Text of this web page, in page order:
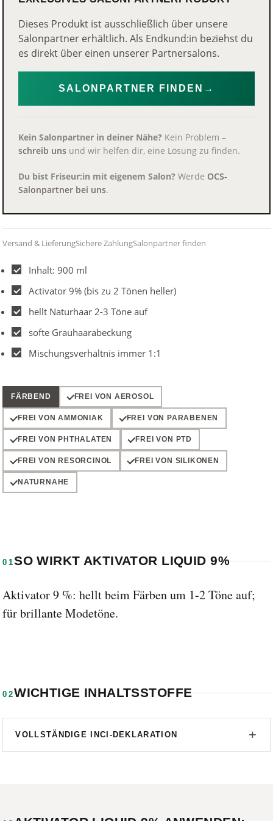
Dieses Produkt ist ausschließlich über unsere
Salonpartner erhältlich. Als Endkund:in beziehst du
es direkt über einen unserer Partnersalons.
SALONPARTNER FINDEN →
Kein Salonpartner in deiner Nähe?Kein Problem –
schreib unsund wir helfen dir, eine Lösung zu finden.
Du bist Friseur:in mit eigenem Salon?Werde OCS-
Salonpartner bei uns.
Versand & LieferungSichere ZahlungSalonpartner finden
Inhalt: 900 ml
Activator 9% (bis zu 2 Tönen heller)
hellt Naturhaar 2-3 Töne auf
softe Grauhaarabeckung
Mischungsverhältnis immer 1:1
FÄRBEND FREI VON AEROSOL
FREI VON AMMONIAK FREI VON PARABENEN
FREI VON PHTHALATEN FREI VON PTD
FREI VON RESORCINOL FREI VON SILIKONEN
NATURNAHE
01SO WIRKT AKTIVATOR LIQUID 9%
Aktivator 9 %: hellt beim Färben um 1-2 Töne auf;
für brillante Modetöne.
02WICHTIGE INHALTSSTOFFE
VOLLSTÄNDIGE INCI-DEKLARATION